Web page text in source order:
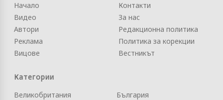
Начало
Видео
Автори
Реклама
Вицове
Контакти
За нас
Редакционна политика
Политика за корекции
Вестникът
Категории
Великобритания
България